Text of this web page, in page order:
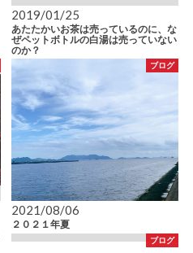
2019/01/25
あたたかいお茶は売っているのに、な
ぜペットボトルの白湯は売っていない
のか？
ブログ
2021/08/06
２０２１年夏
ブログ